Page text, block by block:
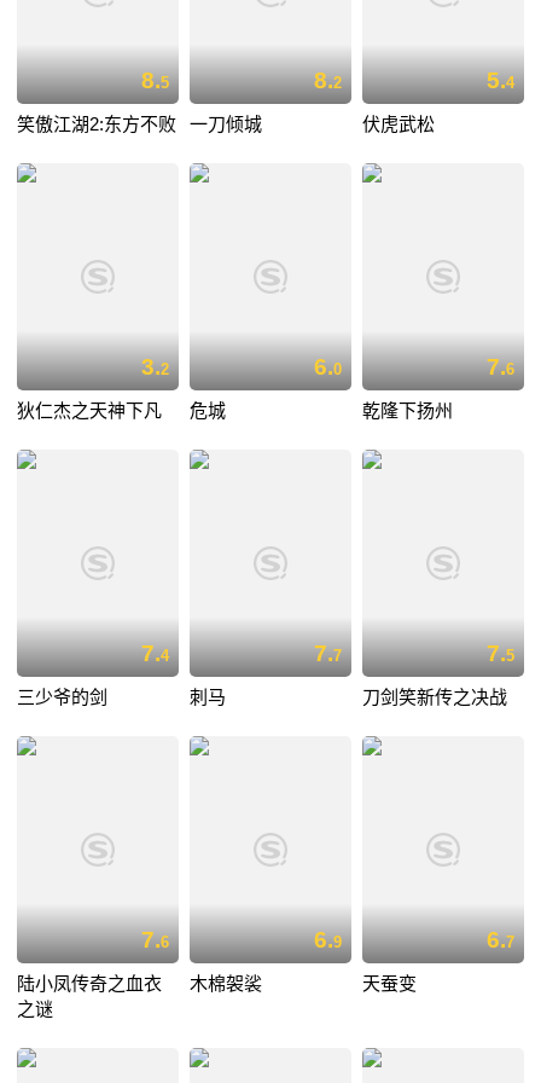
8.5
笑傲江湖2:东方不败
8.2
一刀倾城
5.4
伏虎武松
3.2
狄仁杰之天神下凡
6.0
危城
7.6
乾隆下扬州
7.4
三少爷的剑
7.7
刺马
7.5
刀剑笑新传之决战
7.6
陆小凤传奇之血衣
之谜
6.9
木棉袈裟
6.7
天蚕变